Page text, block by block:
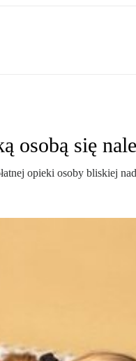
osobą się
opieki osoby bliskiej